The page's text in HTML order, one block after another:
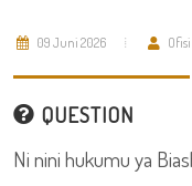
09 Juni 2026
QUESTION
Ni nini hukumu ya